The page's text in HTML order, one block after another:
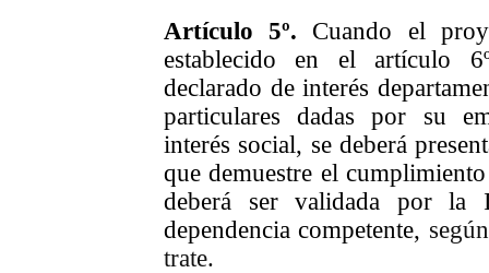
Artículo 5º. Cuando el
establecido en el artículo
declarado de interés
particulares dadas por su
interés social, se deberá
que demuestre el
deberá ser validada por la
dependencia competente, seg
trate.